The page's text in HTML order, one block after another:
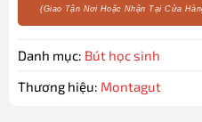
Danh mục: Bút học sinh
Thương hiệu: Montagut